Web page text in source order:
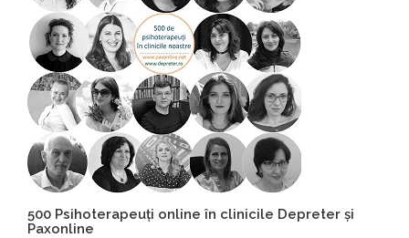
500 Psihoterapeuți online în clinicile Depreter și
Paxonline